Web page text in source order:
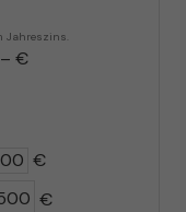
Jahreszins.
€
€
€